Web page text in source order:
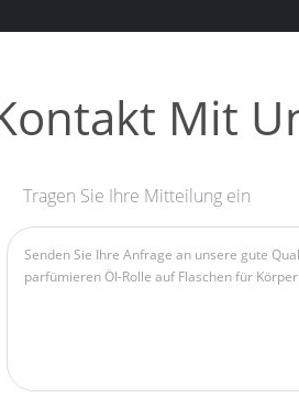
Mit
Tragen Sie Ihre Mitteilung ein